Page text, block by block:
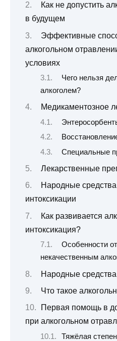
Как не допустить
в будущем
Эффективные
алкогольном
условиях
Чего нельзя
алкоголем?
Медикаментозное
Специальные
Лекарственные
Народные средства
интоксикации
Как развивается
интоксикация?
Особенности
некачественным
Народные средства
Что такое
Первая помощь в
при алкогольном
Тяжёлая